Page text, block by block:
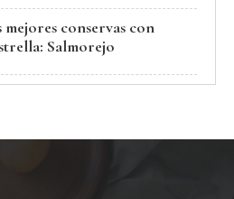
mejores conservas con
Salmorejo